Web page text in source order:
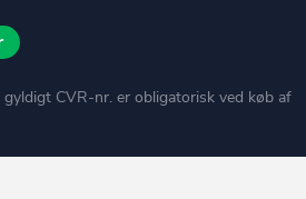
CVR-nr. er obligatorisk ved køb af